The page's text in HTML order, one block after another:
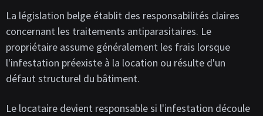
La législation belge établit des responsabilités claires
concernant les traitements antiparasitaires. Le
propriétaire assume généralement les frais lorsque
l'infestation préexiste à la location ou résulte d'un
défaut structurel du bâtiment.
Le locataire devient responsable si l'infestation découle